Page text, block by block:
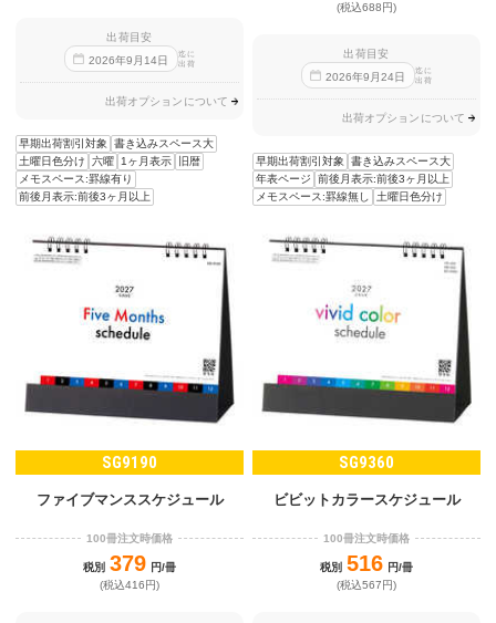
出荷目安
2026年9 月 14日
迄に
出荷
出荷オプションについて
早期出荷割引対象
書き込みスペース大
土曜日色分け
六曜 1ヶ月表示
旧暦
メモスペース:罫線有り
前後月表示:前後3ヶ月以上
(税込688円)
出荷目安
2026年9 月24日
迄に
出荷
出荷オプションについて
早期出荷割引対象
書き込みスペース大
年表ページ
前後月表示:前後3ヶ月以上
メモスペース:罫線無し
土曜日色分け
SG9190
ファイブマンススケジュール
100冊注文時価格
税別 379 円/冊
(税込416円)
SG9360
ビビットカラースケジュール
100冊注文時価格
税別 516 円/冊
(税込567円)